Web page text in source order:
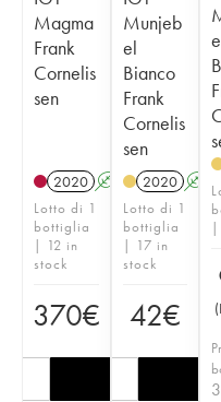
Magma
Frank
Cornelis
sen
2020 A
Lotto di 1
bottiglia
| 12 in
stock
370€
Munjeb
el
Bianco
Frank
Cornelis
sen
2020 A
Lotto di 1
bottiglia
| 17 in
stock
42€ (